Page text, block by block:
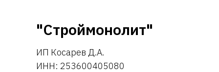
"Строймонолит"
ИП Косарев Д.А.
ИНН: 253600405080